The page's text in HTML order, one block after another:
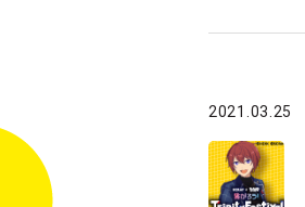
2021.03.25